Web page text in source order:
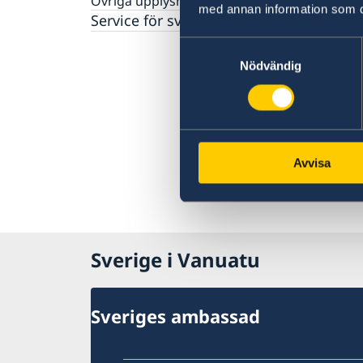
med annan information som
Nödvändig
Avvisa
Service för svenska företag
Sverige i Vanuatu
Sveriges ambassad